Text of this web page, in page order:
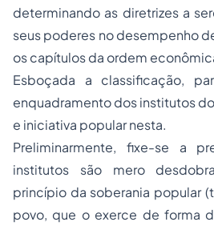
determinando as diretrizes a
seus poderes no desempenho
os capítulos da ordem
Esboçada a classificação,
enquadramento dos institutos
e iniciativa popular nesta.
Preliminarmente, fixe-se a
institutos são mero
princípio da soberania popular
povo, que o exerce de forma